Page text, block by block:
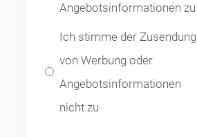
Angebotsinformationen zu
Ich stimme der Zusendung
von Werbung oder
Angebotsinformationen
nicht zu